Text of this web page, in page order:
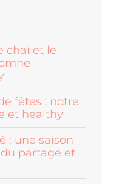
chaï et le
fêtes : notre
et healthy
: une saison
partage et